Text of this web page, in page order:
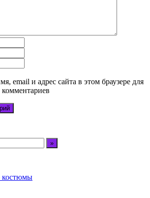
email и адрес сайта в этом браузере для
костюмы